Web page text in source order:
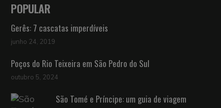
POPULAR
Gerês: 7 cascatas imperdíveis
junho 24, 2019
Poços do Rio Teixeira em São Pedro do Sul
outubro 5, 2024
São Tomé e Príncipe: um guia de viagem